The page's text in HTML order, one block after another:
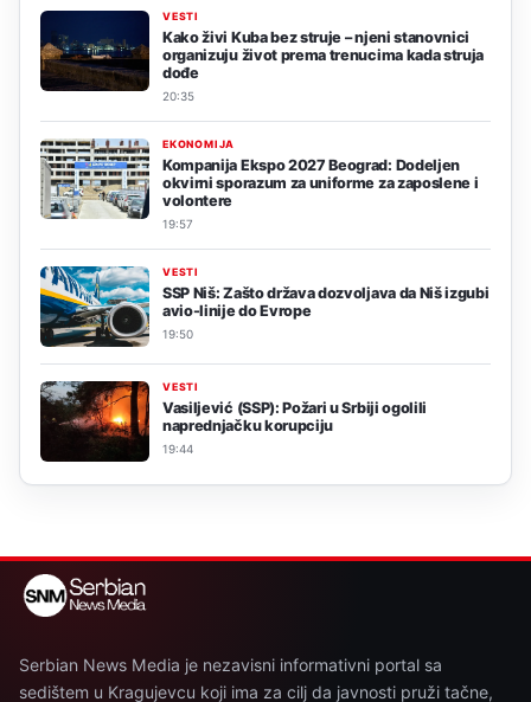
VESTI
Kako živi Kuba bez struje – njeni stanovnici
organizuju život prema trenucima kada struja
dođe
20:35
EKONOMIJA
Kompanija Ekspo 2027 Beograd: Dodeljen
okvirni sporazum za uniforme za zaposlene i
volontere
19:57
VESTI
SSP Niš: Zašto država dozvoljava da Niš izgubi
avio-linije do Evrope
19:50
VESTI
Vasiljević (SSP): Požari u Srbiji ogolili
naprednjačku korupciju
19:44
Serbian News Media je nezavisni informativni portal sa
sedištem u Kragujevcu koji ima za cilj da javnosti pruži tačne,